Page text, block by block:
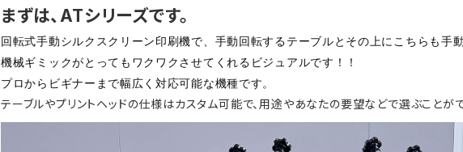
まずは、 ATシリーズです。
回転式手動シルクスクリーン印刷機で、 手動回転するテーブルとその上にこちらも手
機械ギミックがとってもワクワクさせてくれるビジュアルです！！
プロからビギナーまで幅広く対応可能な機種です。
テーブルやプリントヘッドの仕様はカスタム可能で、用途やあなたの要望などで選ぶことがで